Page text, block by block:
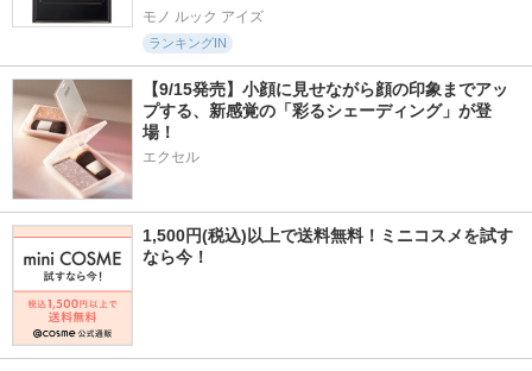
モノ ルック アイズ
ランキングIN
【9/15発売】小顔に見せながら顔の印象までアッ
プする、新感覚の「彩るシェーディング」が登
場！
エクセル
1,500円(税込)以上で送料無料！ミニコスメを試す
なら今！